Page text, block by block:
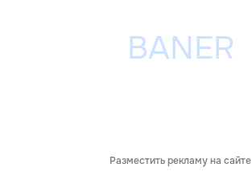
Разместить рекламу на сайте